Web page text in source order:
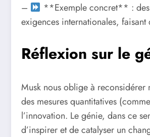
–
**Exemple concret** : des
exigences internationales,
Réflexion sur le
Musk nous oblige à reconsidérer
des mesures quantitatives
l’innovation. Le génie, dans ce
d’inspirer et de catalyser un